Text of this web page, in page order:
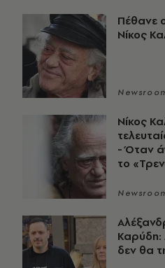
Πέθανε
Νίκος
Νίκος
- Όταν
το
Καρύδη:
δεν θα